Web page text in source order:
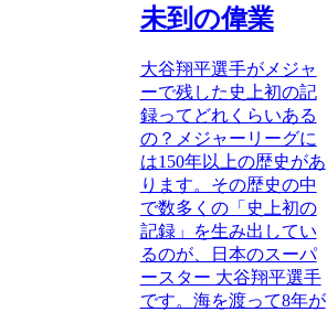
未到の偉業
大谷翔平選手がメジャ
ーで残した史上初の記
録ってどれくらいある
の？メジャーリーグに
は150年以上の歴史があ
ります。その歴史の中
で数多くの「史上初の
記録」を生み出してい
るのが、日本のスーパ
ースター 大谷翔平選手
です。海を渡って8年が